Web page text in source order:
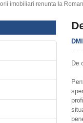
imobiliari renunta la
DMI
De